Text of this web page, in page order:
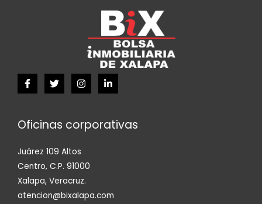
Oficinas corporativas
Juárez 109 Altos
Centro, C.P. 91000
Xalapa, Veracruz.
atencion@bixalapa.com